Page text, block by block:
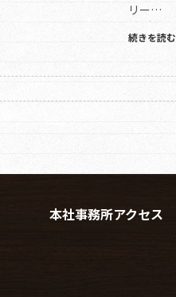
リー…
続きを読む
本社事務所アクセス